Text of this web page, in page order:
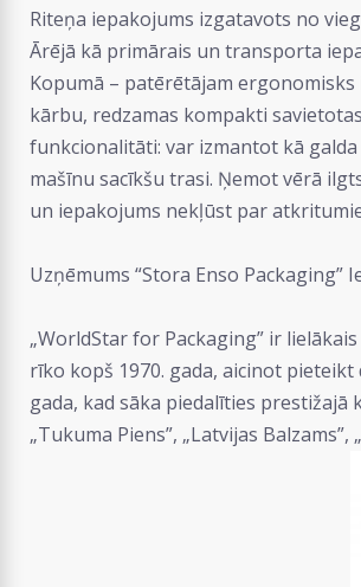
Riteņa iepakojums izgatavots no
Ārējā kā primārais un transporta
Kopumā – patērētājam
kārbu, redzamas kompakti
funkcionalitāti: var izmantot kā
mašīnu sacīkšu trasi. Ņemot vērā
un iepakojums nekļūst par
Uzņēmums “Stora Enso
„WorldStar for Packaging” ir
rīko kopš 1970. gada, aicinot
gada, kad sāka piedalīties prestižajā
„Tukuma Piens”, „Latvijas